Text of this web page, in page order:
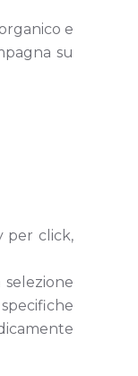
e
su
per click,